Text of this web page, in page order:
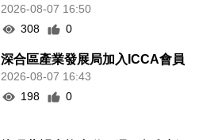
2026-08-07 16:50
308
0
深合區產業發展局加入ICCA會員
2026-08-07 16:43
198
0